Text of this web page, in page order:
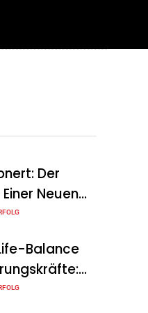
Der
Neuen
Von
Balance
Echte